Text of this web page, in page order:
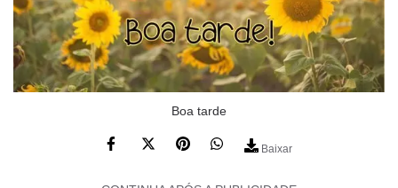
Boa tarde
Baixar